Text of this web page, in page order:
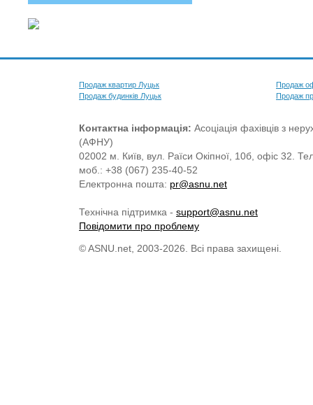
Продаж квартир Луцьк
Продаж будинків Луцьк
Продаж
Продаж
Контактна інформація: Асоціація фахівців з
(АФНУ)
02002 м. Київ, вул. Раїси Окіпної, 10б, офіс 32.
моб.: +38 (067) 235-40-52
Електронна пошта: pr@asnu.net
Технічна підтримка - support@asnu.net
Повідомити про проблему
© ASNU.net, 2003-2026. Всі права захищені.